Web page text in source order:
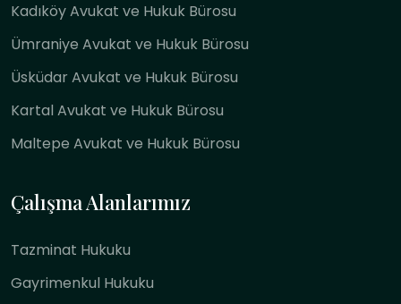
Kadıköy Avukat ve Hukuk Bürosu
Ümraniye Avukat ve Hukuk Bürosu
Üsküdar Avukat ve Hukuk Bürosu
Kartal Avukat ve Hukuk Bürosu
Maltepe Avukat ve Hukuk Bürosu
Çalışma Alanlarımız
Tazminat Hukuku
Gayrimenkul Hukuku